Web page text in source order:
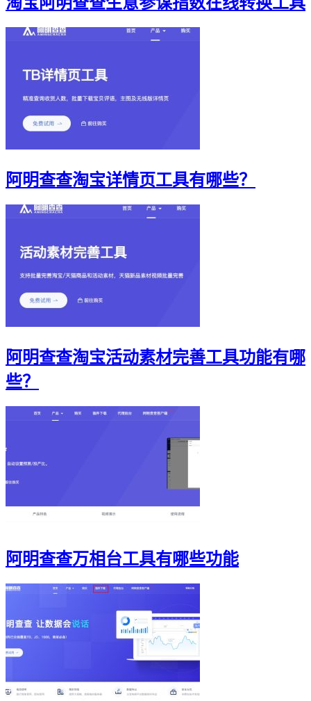
阿明查查淘宝详情页工具有哪些？
阿明查查淘宝活动素材完善工具功能有哪
些？
阿明查查万相台工具有哪些功能